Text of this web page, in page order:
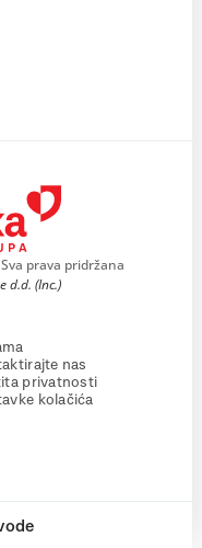
prava pridržana
d.d. (Inc.)
nas
privatnosti
kolačića